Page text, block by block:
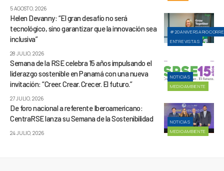
5 AGOSTO, 2026
ENTREVISTAS
Helen Devanny: “El gran desafío no será
tecnológico, sino garantizar que la innovación sea
inclusiva”
28 JULIO, 2026
NOTICIAS
MEDIOAMBIENTE
Semana de la RSE celebra 15 años impulsando el
liderazgo sostenible en Panamá con una nueva
invitación: “Creer. Crear. Crecer. El futuro.”
27 JULIO, 2026
NOTICIAS
MEDIOAMBIENTE
De foro nacional a referente Iberoamericano:
CentraRSE lanza su Semana de la Sostenibilidad
24 JULIO, 2026